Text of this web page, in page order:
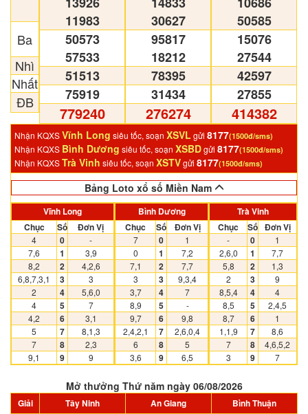
Ba
Nhì
Nhất
ĐB
11983
50573
57533
51513
75919
779240
30627
95817
18212
78395
31434
276274
50585
15076
27544
42597
27855
414382
Nhận KQXSVĩnh Long siêu tốc, soạn XSVL gửi 8177(1500đ/sms)
Nhận KQXS Bình Dương siêu tốc, soạn XSBDgửi 8177(1500đ/sms)
Nhận KQXSTrà Vinh siêu tốc, soạn XSTVgửi 8177(1500đ/sms)
Bảng Loto xổ số Miền Nam
Vĩnh Long
Chục
Số Đơn Vị
4 0
-
7,6
1
3,9
8,2
2
4,2,6
6,8,7,3,1
3
3
2
4
5,6,0
4
5
7
4,2
6
3,1
5
7
8,1,3
7
8
2,3
9,1
9 9
Bình Dương
Chục
Số Đơn Vị
7 0
1
0
1
7,2
7,1
2
7,7
3
3
9,3,4
3,7
4
7
8,9
5
-
9,7
6
9,8
2,4,2,1
7
2,6,0,4
6
8
5
3,6
9 6,5
Trà Vinh
Chục
Số Đơn Vị
- 0
1
2,6,0
1
7,7
5,8
2
1,3
2
3
9
8,5,4
4
4
8,5
5
2,4,5
8,7
6
1
1,1,9
7
8,6
7
8
4,6,5,2
3
9 7
Mở thưởng Thứ năm ngày 06/08/2026
Giải Tây Ninh An Giang Bình Thuận